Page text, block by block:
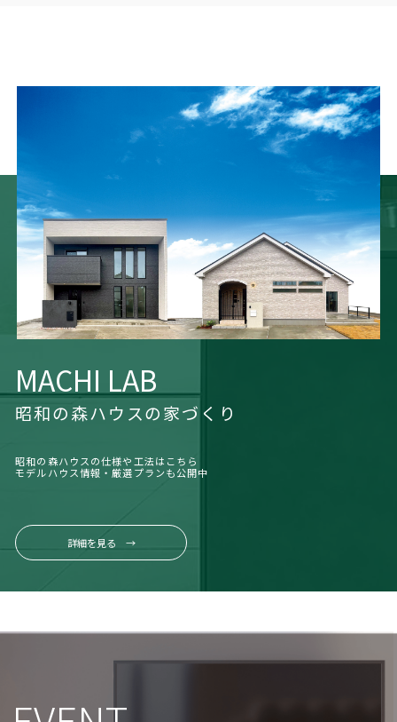
MACHI LAB
昭和の森ハウスの家づくり
昭和の森ハウスの仕様や工法はこちら
モデルハウス情報・厳選プランも公開中
詳細を見る →